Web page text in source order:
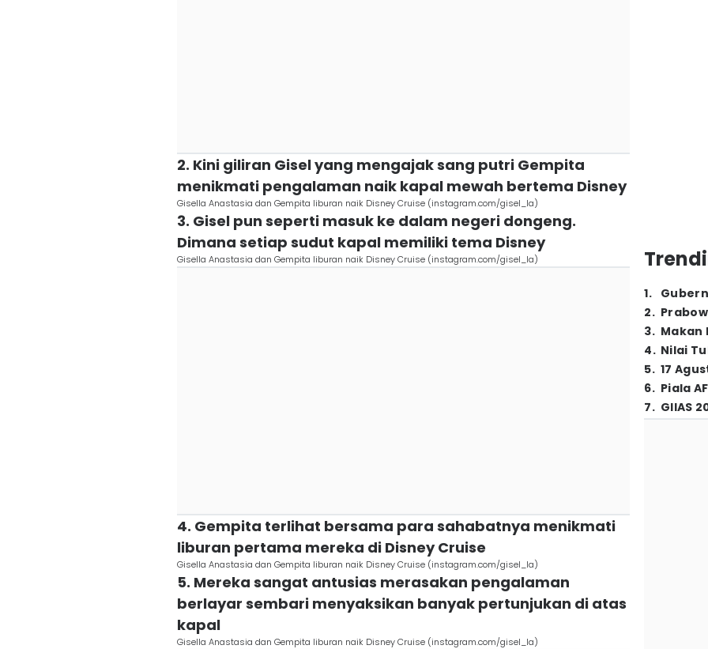
2. Kini giliran Gisel yang mengajak sang putri Gempita
menikmati pengalaman naik kapal mewah bertema Disney
Gisella Anastasia dan Gempita liburan naik Disney Cruise (instagram.com/gisel_la)
3. Gisel pun seperti masuk ke dalam negeri dongeng.
Dimana setiap sudut kapal memiliki tema Disney
Gisella Anastasia dan Gempita liburan naik Disney Cruise (instagram.com/gisel_la)
4. Gempita terlihat bersama para sahabatnya menikmati
liburan pertama mereka di Disney Cruise
Gisella Anastasia dan Gempita liburan naik Disney Cruise (instagram.com/gisel_la)
5. Mereka sangat antusias merasakan pengalaman
berlayar sembari menyaksikan banyak pertunjukan di atas
kapal
Gisella Anastasia dan Gempita liburan naik Disney Cruise (instagram.com/gisel_la)
1.
2.
3. Makan
4. Nilai
5. 17
6. Piala
7. GIIAS